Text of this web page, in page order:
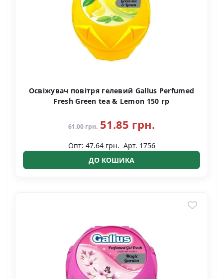
Освіжувач повітря гелевий Gallus Perfumed
Fresh Green tea & Lemon 150 гр
61.00 грн. 51.85 грн.
Опт: 47.64 грн. Арт. 1756
ДО КОШИКА